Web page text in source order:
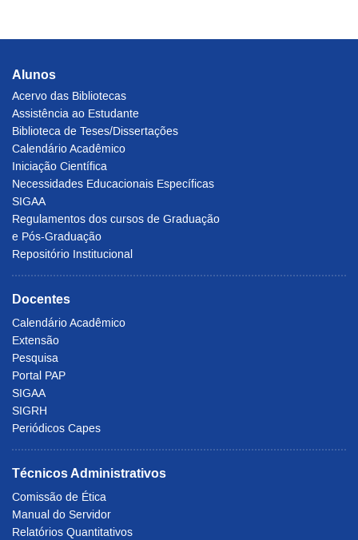
Alunos
Acervo das Bibliotecas
Assistência ao Estudante
Biblioteca de Teses/Dissertações
Calendário Acadêmico
Iniciação Científica
Necessidades Educacionais Específicas
SIGAA
Regulamentos dos cursos de Graduação
e Pós-Graduação
Repositório Institucional
Docentes
Calendário Acadêmico
Extensão
Pesquisa
Portal PAP
SIGAA
SIGRH
Periódicos Capes
Técnicos Administrativos
Comissão de Ética
Manual do Servidor
Relatórios Quantitativos